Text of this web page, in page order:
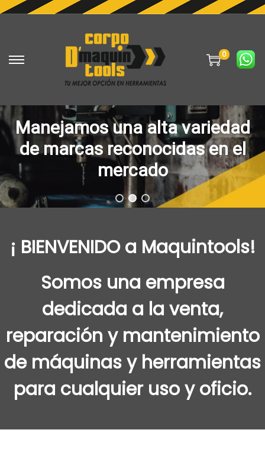
S
a
a
r
a
l
a
v
g
c
i
n
S
a
a
r
a
l
c
t
n
d
o
0
Manejamos una alta variedad
de marcas reconocidas en el
mercado
¡ BIENVENIDO a Maquintools!
Somos una empresa
dedicada a la venta,
reparación y mantenimiento
de máquinas y herramientas
para cualquier uso y oficio.